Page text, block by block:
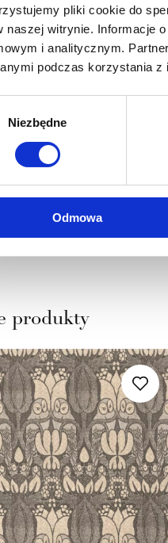
pliki cookie do
naszej witrynie. Informacje
i analitycznym.
podczas korzystania z
Niezbędne
Odmowa
produkty